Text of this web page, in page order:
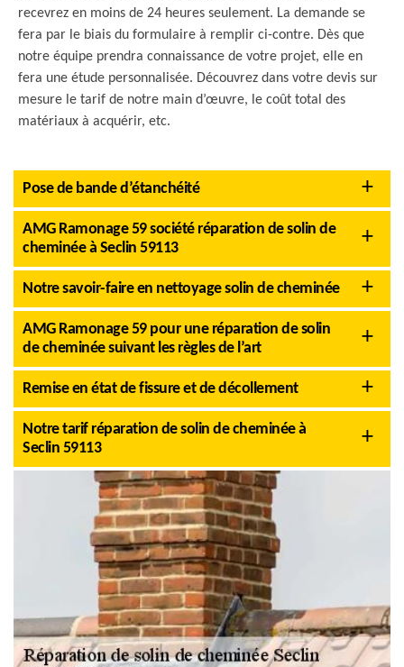
recevrez en moins de 24 heures seulement. La demande se
fera par le biais du formulaire à remplir ci-contre. Dès que
notre équipe prendra connaissance de votre projet, elle en
fera une étude personnalisée. Découvrez dans votre devis sur
mesure le tarif de notre main d’œuvre, le coût total des
matériaux à acquérir, etc.
Pose de bande d’étanchéité
AMG Ramonage 59 société réparation de solin de
cheminée à Seclin 59113
Notre savoir-faire en nettoyage solin de cheminée
AMG Ramonage 59 pour une réparation de solin
de cheminée suivant les règles de l’art
Remise en état de fissure et de décollement
Notre tarif réparation de solin de cheminée à
Seclin 59113